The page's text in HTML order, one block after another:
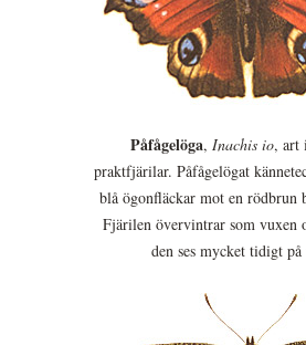
Påfågelöga, Inachis io, art
praktfjärilar. Påfågelögat
blå ögonfläckar mot en rödbrun
Fjärilen övervintrar som vuxen
den ses mycket tidigt på